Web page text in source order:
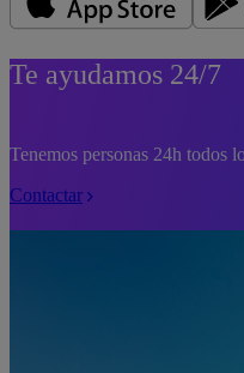
Te ayudamos 24/7
Tenemos personas 24h todos
Contactar